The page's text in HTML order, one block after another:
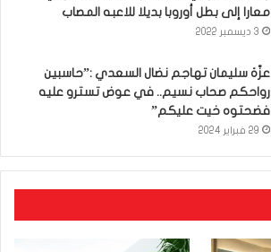
معارا إلى بطل أوروبا بديلا للاعبه المصاب
3 ديسمبر 2022
عزّة سليمان تهاجم نضال السعدي :”حاسبين
رواحكم صحاب نسيم.. في عوض تسترو عليه
فضحتوه خيت عليكم”
29 فبراير 2024